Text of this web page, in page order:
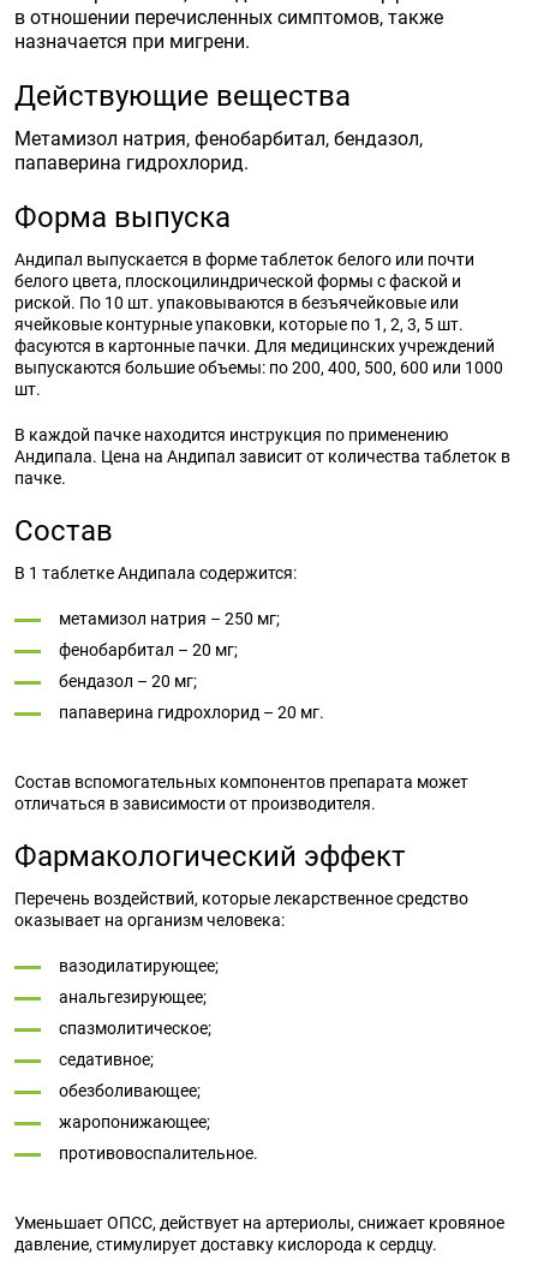
в отношении перечисленных симптомов, также
назначается при мигрени.
Действующие вещества
Метамизол натрия, фенобарбитал, бендазол,
папаверина гидрохлорид.
Форма выпуска
Андипал выпускается в форме таблеток белого или почти
белого цвета, плоскоцилиндрической формы с фаской и
риской. По 10 шт. упаковываются в безъячейковые или
ячейковые контурные упаковки, которые по 1, 2, 3, 5 шт.
фасуются в картонные пачки. Для медицинских учреждений
выпускаются большие объемы: по 200, 400, 500, 600 или 1000
шт.
В каждой пачке находится инструкция по применению
Андипала. Цена на Андипал зависит от количества таблеток в
пачке.
Состав
В 1 таблетке Андипала содержится:
метамизол натрия – 250 мг;
фенобарбитал – 20 мг;
бендазол – 20 мг;
папаверина гидрохлорид – 20 мг.
Состав вспомогательных компонентов препарата может
отличаться в зависимости от производителя.
Фармакологический эффект
Перечень воздействий, которые лекарственное средство
оказывает на организм человека:
вазодилатирующее;
анальгезирующее;
спазмолитическое;
седативное;
обезболивающее;
жаропонижающее;
противовоспалительное.
Уменьшает ОПСС, действует на артериолы, снижает кровяное
давление, стимулирует доставку кислорода к сердцу.